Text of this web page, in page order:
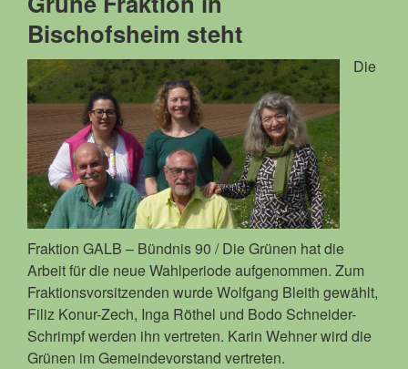
Bischofsheim steht
Die
Fraktion GALB – Bündnis 90 / Die Grünen hat die
Arbeit für die neue Wahlperiode aufgenommen. Zum
Fraktionsvorsitzenden wurde Wolfgang Bleith gewählt,
Filiz Konur-Zech, Inga Röthel und Bodo Schneider-
Schrimpf werden ihn vertreten. Karin Wehner wird die
Grünen im Gemeindevorstand vertreten.